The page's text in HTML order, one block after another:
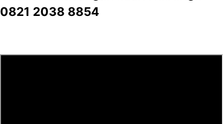
0821 2038 8854